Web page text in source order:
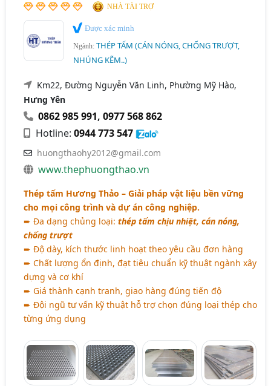
NHÀ TÀI TRỢ
Được xác minh
Ngành:THÉP TẤM (CÁN NÓNG, CHỐNG TRƯỢT,
NHÚNG KẼM..)
Km22, Đường Nguyễn Văn Linh, Phường Mỹ Hào,
Hưng Yên
0862 985 991,0977 568 862
Hotline:0944 773 547
huongthaohy2012@gmail.com
www.thephuongthao.vn
Thép tấm Hương Thảo – Giải pháp vật liệu bền vững
cho mọi công trình và dự án công nghiệp.
➨ Đa dạng chủng loại:thép tấm chịu nhiệt, cán nóng,
chống trượt
➨ Độ dày, kích thước linh hoạt theo yêu cầu đơn hàng
➨ Chất lượng ổn định, đạt tiêu chuẩn kỹ thuật ngành xây
dựng và cơ khí
➨ Giá thành cạnh tranh, giao hàng đúng tiến độ
➨ Đội ngũ tư vấn kỹ thuật hỗ trợ chọn đúng loại thép cho
từng ứng dụng